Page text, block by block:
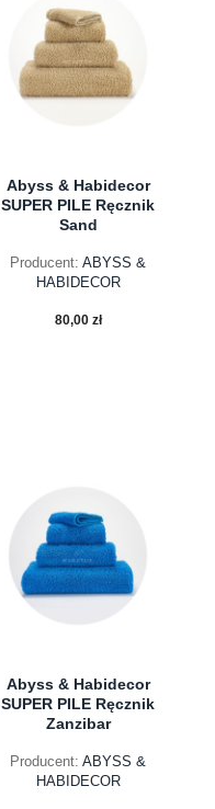
Abyss & Habidecor
SUPER PILE Ręcznik
Sand
Producent: ABYSS &
HABIDECOR
80,00 zł
Abyss & Habidecor
SUPER PILE Ręcznik
Zanzibar
Producent: ABYSS &
HABIDECOR